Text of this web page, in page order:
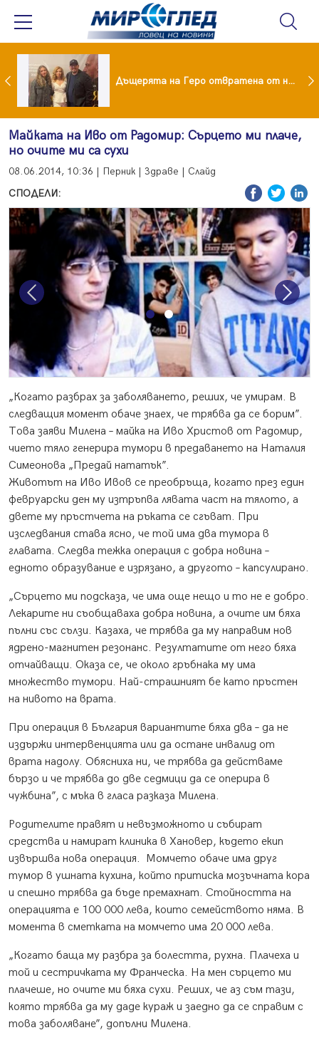
Тодор Батков омъжи дъщеря си Калина! Дъщерята на Геро отвратена от него след развода!
Майката на Иво от Радомир: Сърцето ми плаче,
но очите ми са сухи
08.06.2014, 10:36 | Перник | Здраве | Слайд
СПОДЕЛИ:
Previous Next
„Когато разбрах за заболяването, реших, че умирам. В
следващия момент обаче знаех, че трябва да се борим”.
Това заяви Милена – майка на Иво Христов от Радомир,
чието тяло генерира тумори в предаването на Наталия
Симеонова „Предай нататък”.
Животът на Иво Ивов се преобръща, когато през един
февруарски ден му изтръпва лявата част на тялото, а
двете му пръстчета на ръката се сгъват. При
изследвания става ясно, че той има два тумора в
главата. Следва тежка операция с добра новина –
едното образувание е изрязано, а другото – капсулирано.
„Сърцето ми подсказа, че има още нещо и то не е добро.
Лекарите ни съобщаваха добра новина, а очите им бяха
пълни със сълзи. Казаха, че трябва да му направим нов
ядрено-магнитен резонанс. Резултатите от него бяха
отчайващи. Оказа се, че около гръбнака му има
множество тумори. Най-страшният бе като пръстен
на нивото на врата.
При операция в България вариантите бяха два – да не
издържи интервенцията или да остане инвалид от
врата надолу. Обясниха ни, че трябва да действаме
бързо и че трябва до две седмици да се оперира в
чужбина”, с мъка в гласа разказа Милена.
Родителите правят и невъзможното и събират
средства и намират клиника в Хановер, където екип
извършва нова операция. Момчето обаче има друг
тумор в ушната кухина, който притиска мозъчната кора
и спешно трябва да бъде премахнат. Стойността на
операцията е 100 000 лева, които семейството няма. В
момента в сметката на момчето има 20 000 лева.
„Когато баща му разбра за болестта, рухна. Плачеха и
той и сестричката му Франческа. На мен сърцето ми
плачеше, но очите ми бяха сухи. Реших, че аз съм тази,
която трябва да му даде кураж и заедно да се справим с
това заболяване”, допълни Милена.